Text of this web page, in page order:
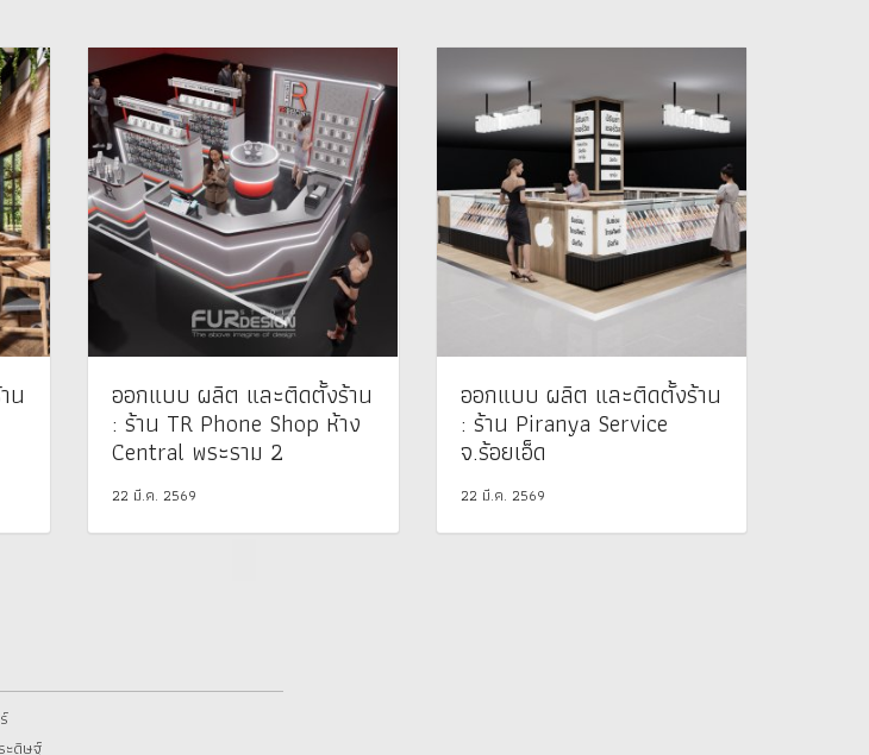
น ออกแบบ ผลิต และติดตั้งร้าน
: ร้าน TR Phone Shop ห้าง
Central พระราม 2
22 มี.ค. 2569
ออกแบบ ผลิต และติดตั้งร้าน
: ร้าน Piranya Service
จ.ร้อยเอ็ด
22 มี.ค. 2569
ะดิษฐ์